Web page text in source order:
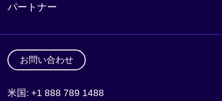
パートナー
お問い合わせ
米国: +1 888 789 1488